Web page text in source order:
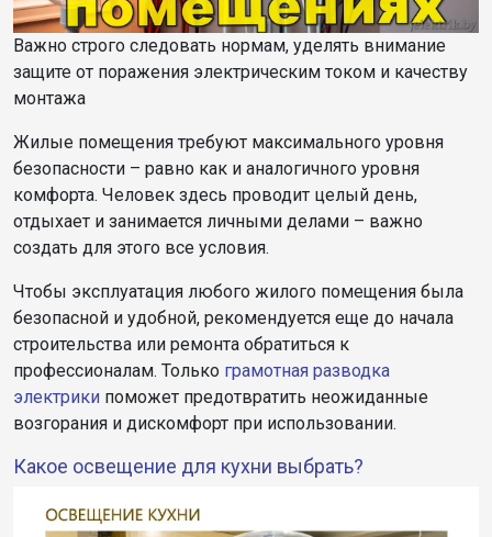
Важно строго следовать нормам, уделять внимание
защите от поражения электрическим током и качеству
монтажа
Жилые помещения требуют максимального уровня
безопасности – равно как и аналогичного уровня
комфорта. Человек здесь проводит целый день,
отдыхает и занимается личными делами – важно
создать для этого все условия.
Чтобы эксплуатация любого жилого помещения была
безопасной и удобной, рекомендуется еще до начала
строительства или ремонта обратиться к
профессионалам. Только грамотная разводка
электрики поможет предотвратить неожиданные
возгорания и дискомфорт при использовании.
Какое освещение для кухни выбрать?